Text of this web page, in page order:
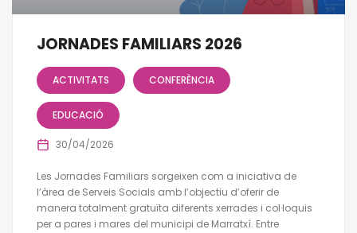
JORNADES FAMILIARS 2026
ACTIVITATS CONFERÈNCIA
EDUCACIÓ
30/04/2026
Les Jornades Familiars sorgeixen com a iniciativa de
l’àrea de Serveis Socials amb l’objectiu d’oferir de
manera totalment gratuïta diferents xerrades i col·loquis
per a pares i mares del municipi de Marratxí. Entre